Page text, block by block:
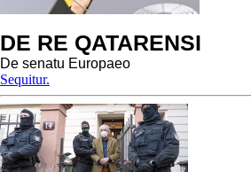
DE RE QATARENSI
De senatu Europaeo
Sequitur.